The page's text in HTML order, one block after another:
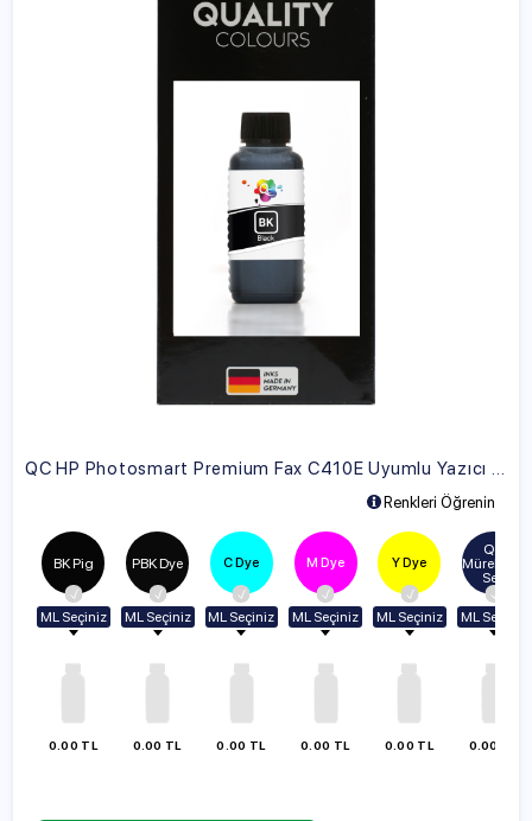
QC HP Photosmart Premium Fax C410E Uyumlu Yazıcı Mürekkebi
Renkleri Öğrenin
BK Pig
ML Seçiniz
100ml
250ml
0.00 TL
PBK Dye
ML Seçiniz
100ml
250ml
0.00 TL
C Dye
ML Seçiniz
100ml
250ml
0.00 TL
M Dye
ML Seçiniz
100ml
250ml
0.00 TL
Y Dye
ML Seçiniz
100ml
250ml
0.00 TL
Qc
Mürekkep
Seti
ML Seçiniz
100ml
250ml
0.00 TL